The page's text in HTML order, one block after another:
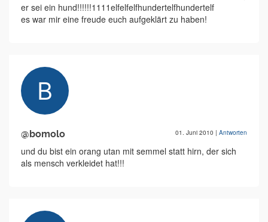
er sei ein hund!!!!!!1111elfelfelfhundertelfhundertelf
es war mir eine freude euch aufgeklärt zu haben!
@bomolo 01. Juni 2010 | Antworten
und du bist ein orang utan mit semmel statt hirn, der sich
als mensch verkleidet hat!!!